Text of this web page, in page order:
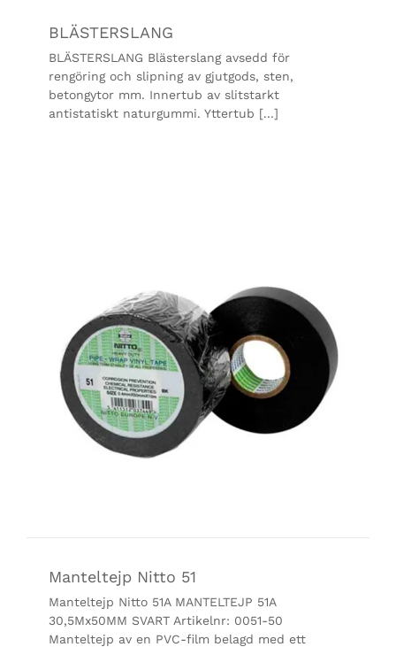
BLÄSTERSLANG
BLÄSTERSLANG Blästerslang avsedd för
rengöring och slipning av gjutgods, sten,
betongytor mm. Innertub av slitstarkt
antistatiskt naturgummi. Yttertub [...]
Manteltejp Nitto 51
Manteltejp Nitto 51A MANTELTEJP 51A
30,5Mx50MM SVART Artikelnr: 0051-50
Manteltejp av en PVC-film belagd med ett